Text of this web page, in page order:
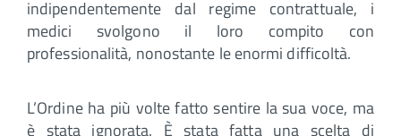
indipendentemente dal regime contrattuale, i
medici svolgono il loro compito con
professionalità, nonostante le enormi difficoltà.
L’Ordine ha più volte fatto sentire la sua voce, ma
è stata ignorata. È stata fatta una scelta di